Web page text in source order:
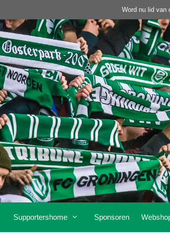
Word nu lid van
Supportershome Sponsoren